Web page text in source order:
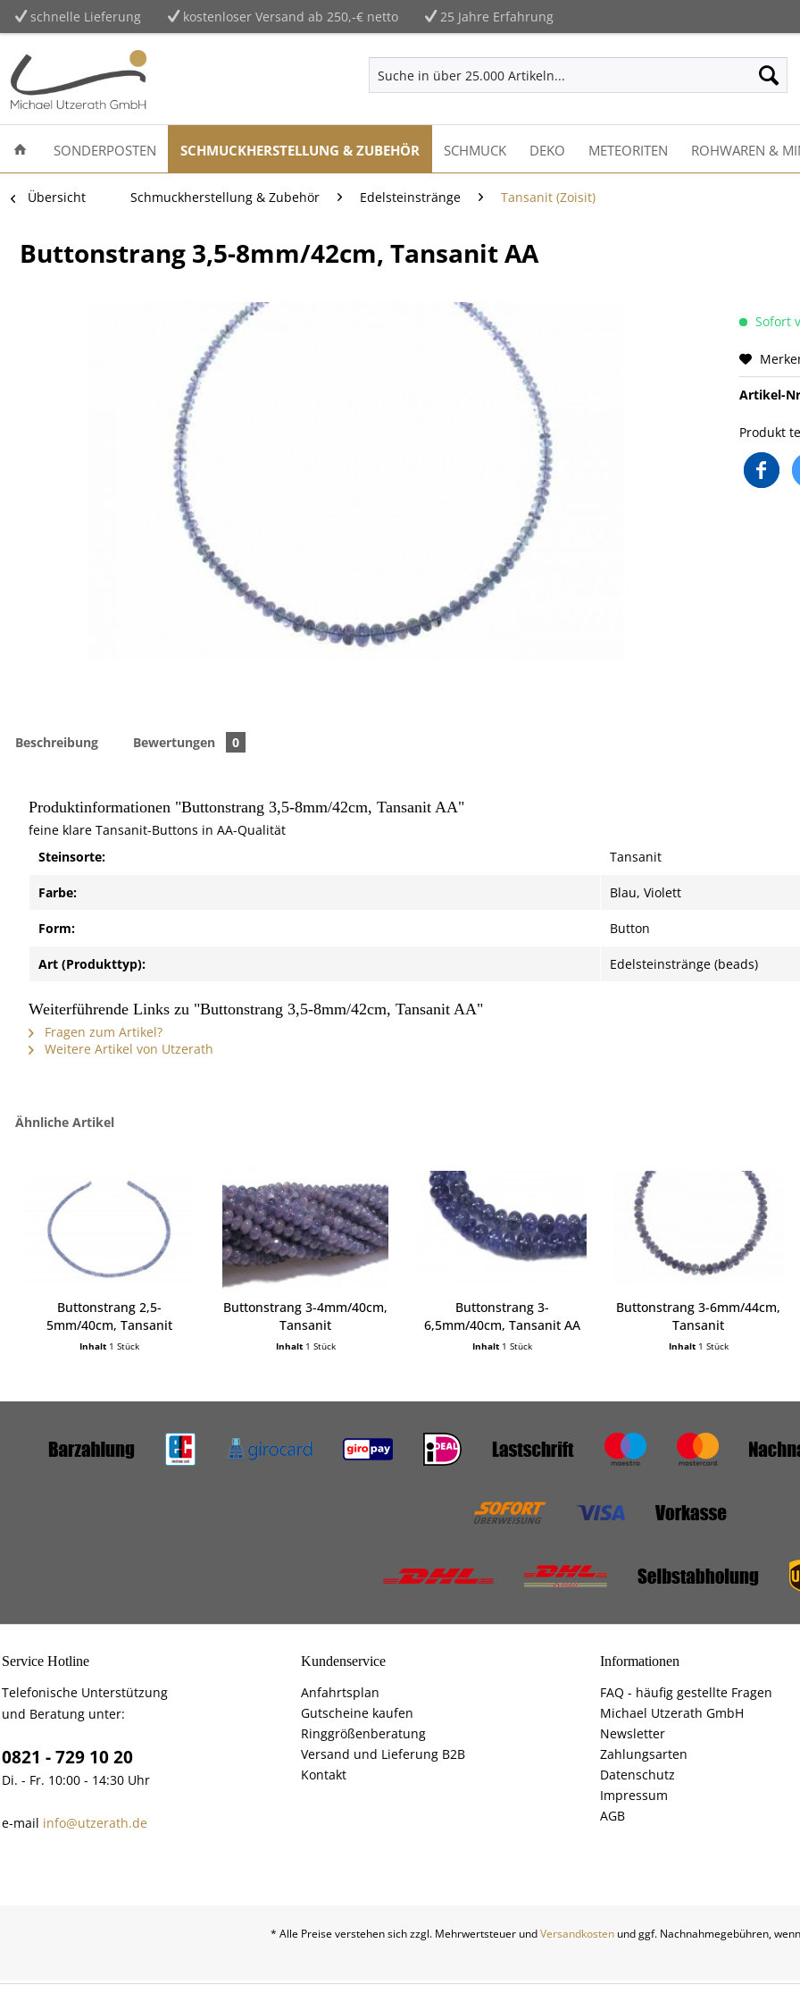
schnelle Lieferung kostenloser Versand ab 250,-€ netto 25 Jahre Erfahrung
SONDERPOSTEN SCHMUCKHERSTELLUNG & ZUBEHÖR SCHMUCK DEKO METEORITEN ROHWAREN &
Übersicht Schmuckherstellung & Zubehör Edelsteinstränge Tansanit (Zoisit)
Buttonstrang 3,5-8mm/42cm, Tansanit AA
Sofort
Artikel-
Produkt
Beschreibung Bewertungen 0
Produktinformationen "Buttonstrang 3,5-8mm/42cm, Tansanit AA"
feine klare Tansanit-Buttons in AA-Qualität
Steinsorte:
Tansanit
Farbe: Blau, Violett
Form: Button
Art (Produkttyp): Edelsteinstränge (beads)
Weiterführende Links zu "Buttonstrang 3,5-8mm/42cm, Tansanit AA"
Fragen zum Artikel?
Weitere Artikel von Utzerath
Ähnliche Artikel
Buttonstrang 2,5-
5mm/40cm, Tansanit
Inhalt 1 Stück
Buttonstrang 3-4mm/40cm,
Tansanit
Inhalt 1 Stück
Buttonstrang 3-
6,5mm/40cm, Tansanit AA
Inhalt 1 Stück
Buttonstrang 3-6mm/44cm,
Tansanit
Inhalt 1 Stück
Service Hotline
Telefonische Unterstützung
und Beratung unter:
0821 - 729 10 20
Di. - Fr. 10:00 - 14:30 Uhr
e-mail info@utzerath.de
Kundenservice
Anfahrtsplan
Gutscheine kaufen
Ringgrößenberatung
Versand und Lieferung B2B
Kontakt
Informationen
FAQ - häufig gestellte Fragen
Michael Utzerath GmbH
Newsletter
Zahlungsarten
Datenschutz
Impressum
AGB
* Alle Preise verstehen sich zzgl. Mehrwertsteuer undVersandkosten und ggf. Nachnahmegebühren,